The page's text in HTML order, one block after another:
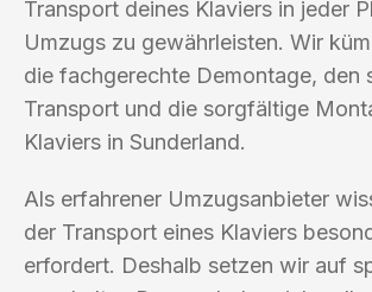
Transport deines Klaviers in jeder
Umzugs zu gewährleisten. Wir
die fachgerechte Demontage, den
Transport und die sorgfältige
Klaviers in Sunderland.
Als erfahrener Umzugsanbieter
der Transport eines Klaviers
erfordert. Deshalb setzen wir auf